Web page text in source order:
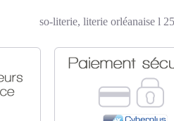
so-literie, literie orléanaise l